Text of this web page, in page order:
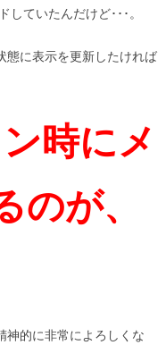
ていたんだけど･･･。
態に表示を更新したければ
時にメ
のが、
神的に非常によろしくな